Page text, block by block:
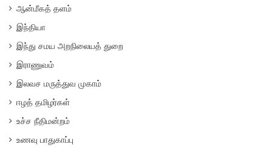
ஆன்மீகத் தளம்
இந்தியா
இந்து சமய அறநிலையத் துறை
இராணுவம்
இலவச மருத்துவ முகாம்
ஈழத் தமிழர்கள்
உச்ச நீதிமன்றம்
உணவு பாதுகாப்பு